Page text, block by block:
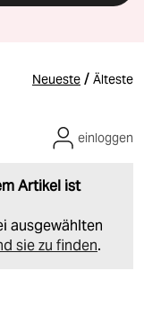
Neueste / Älteste
Artikel ist
ausgewählten
sie zu finden.
einloggen